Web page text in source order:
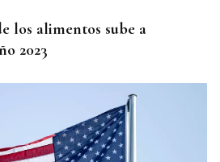
los alimentos sube a
2023